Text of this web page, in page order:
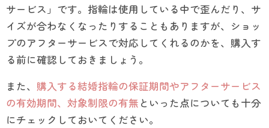
サービス」です。指輪は使用している中で歪んだり、サ
イズが合わなくなったりすることもありますが、ショッ
プのアフターサービスで対応してくれるのかを、購入す
る前に確認しておきましょう。
また、 購入する結婚指輪の保証期間やアフターサービス
の有効期間、対象制限の有無 といった点についても十分
にチェックしておいてください。